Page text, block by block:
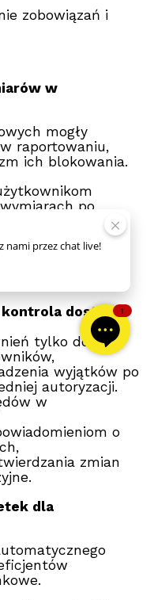
zobowiązań i
w
mogły
raportowaniu,
ich blokowania.
po
co
danych
kontrola dostępu,
tylko do
wyjątków po
autoryzacji.
w
o
zmian
dla
z nami przezchat live!
1